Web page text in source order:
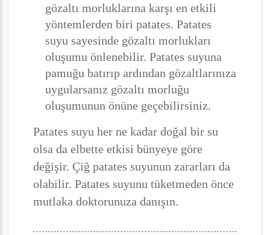
gözaltı morluklarına karşı en etkili
yöntemlerden biri patates. Patates
suyu sayesinde gözaltı morlukları
oluşumu önlenebilir. Patates suyuna
pamuğu batırıp ardından gözaltlarınıza
uygularsanız gözaltı morluğu
oluşumunun önüne geçebilirsiniz.
Patates suyu her ne kadar doğal bir su
olsa da elbette etkisi bünyeye göre
değişir. Çiğ patates suyunun zararları da
olabilir. Patates suyunu tüketmeden önce
mutlaka doktorunuza danışın.